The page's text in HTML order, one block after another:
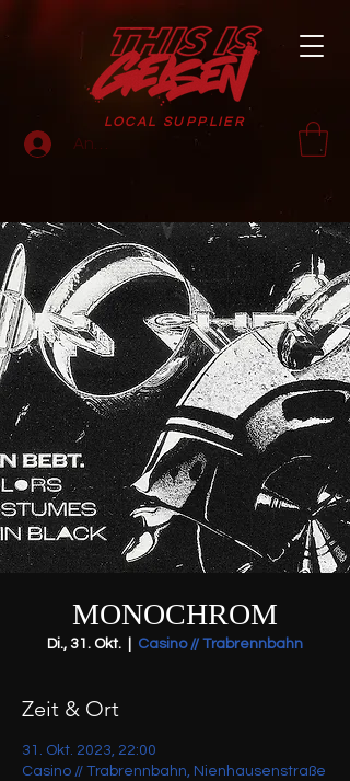
LOCAL SUPPLIER
Anmelden
MONOCHROM
Di., 31. Okt. Casino // Trabrennbahn
Zeit & Ort
31. Okt. 2023, 22:00
Casino // Trabrennbahn, Nienhausenstraße